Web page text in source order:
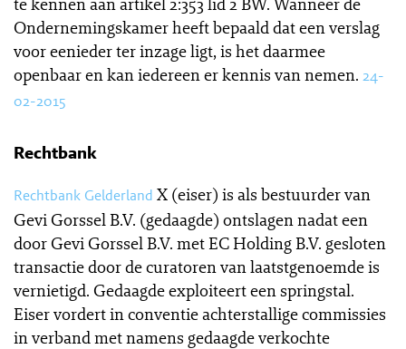
Ondernemingskamer heeft bepaald dat een verslag
voor eenieder ter inzage ligt, is het daarmee
openbaar en kan iedereen er kennis van nemen. 24-
02-2015
Rechtbank
Rechtbank Gelderland X (eiser) is als bestuurder van
Gevi Gorssel B.V. (gedaagde) ontslagen nadat een
door Gevi Gorssel B.V. met EC Holding B.V. gesloten
transactie door de curatoren van laatstgenoemde is
vernietigd. Gedaagde exploiteert een springstal.
Eiser vordert in conventie achterstallige commissies
in verband met namens gedaagde verkochte